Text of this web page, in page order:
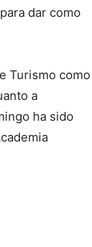
dar como
Turismo como
a
ha sido